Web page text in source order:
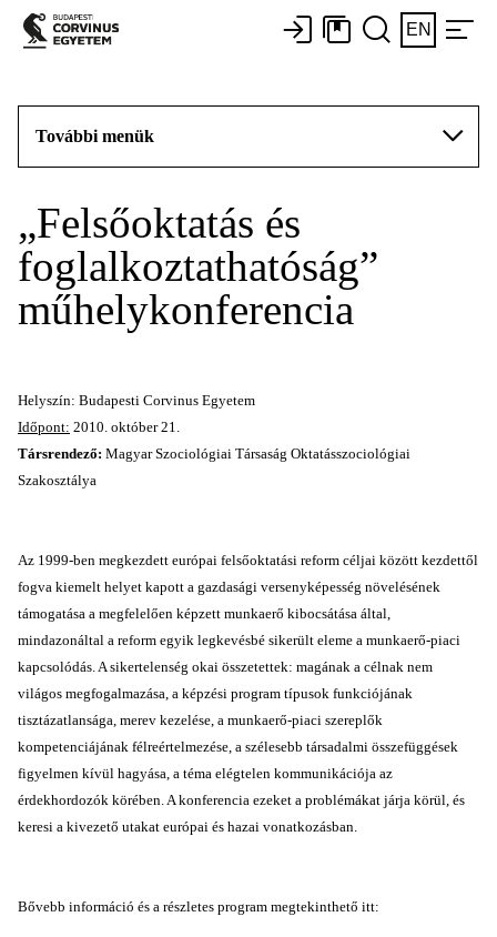
EN
További menük
„Felsőoktatás és
foglalkoztathatóság”
műhelykonferencia
Helyszín: Budapesti Corvinus Egyetem
Időpont: 2010. október 21.
Társrendező: Magyar Szociológiai Társaság Oktatásszociológiai
Szakosztálya
Az 1999-ben megkezdett európai felsőoktatási reform céljai között kezdettől
fogva kiemelt helyet kapott a gazdasági versenyképesség növelésének
támogatása a megfelelően képzett munkaerő kibocsátása által,
mindazonáltal a reform egyik legkevésbé sikerült eleme a munkaerő-piaci
kapcsolódás. A sikertelenség okai összetettek: magának a célnak nem
világos megfogalmazása, a képzési program típusok funkciójának
tisztázatlansága, merev kezelése, a munkaerő-piaci szereplők
kompetenciájának félreértelmezése, a szélesebb társadalmi összefüggések
figyelmen kívül hagyása, a téma elégtelen kommunikációja az
érdekhordozók körében. A konferencia ezeket a problémákat járja körül, és
keresi a kivezető utakat európai és hazai vonatkozásban.
Bővebb információ és a részletes program megtekinthető itt: